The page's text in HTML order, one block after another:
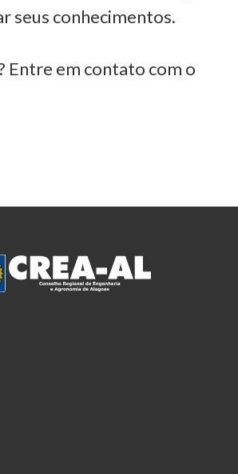
seus conhecimentos.
Entre em contato com o